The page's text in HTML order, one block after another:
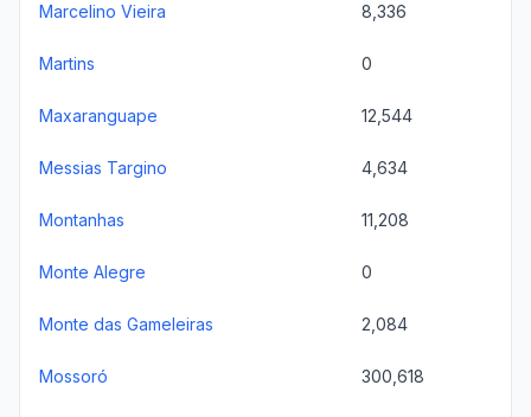
Marcelino Vieira 8,336
Martins 0
Maxaranguape 12,544
Messias Targino 4,634
Montanhas 11,208
Monte Alegre 0
Monte das Gameleiras 2,084
Mossoró 300,618